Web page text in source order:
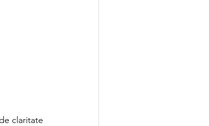
claritate